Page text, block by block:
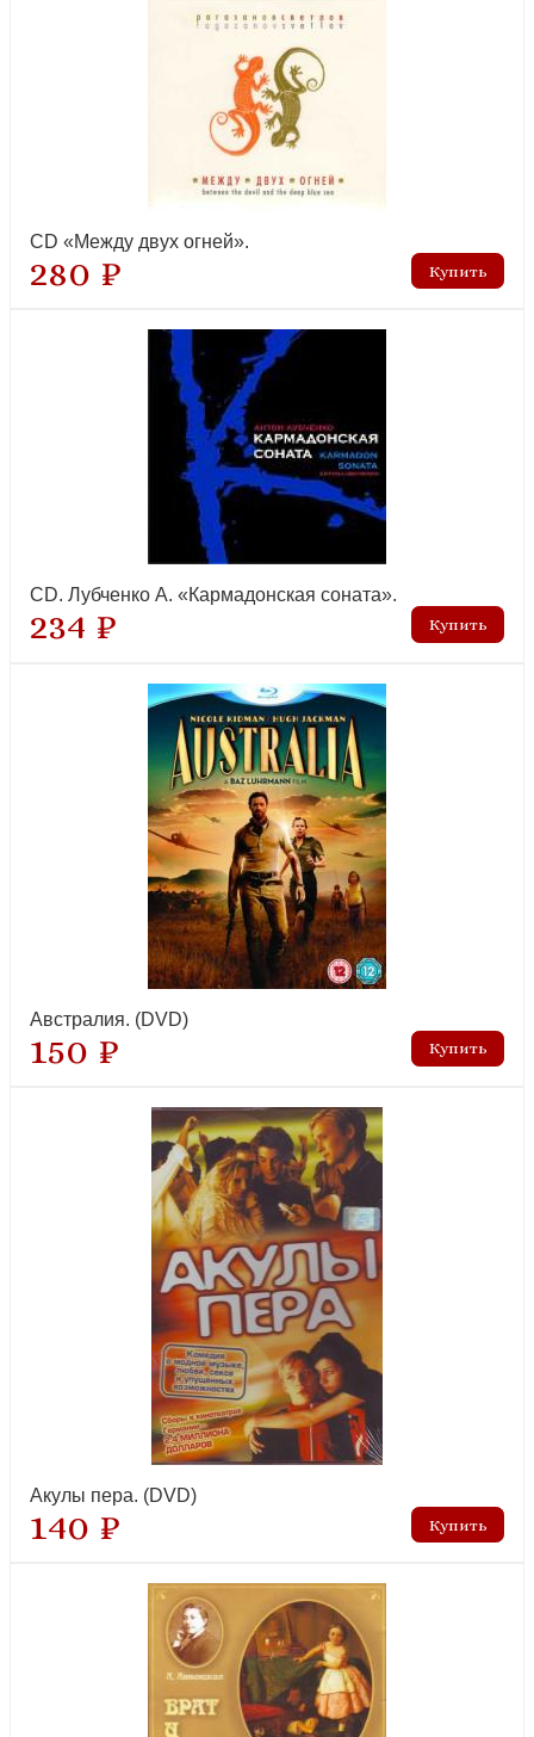
CD «Между двух огней».
280 ₽
CD. Лубченко А. «Кармадонская соната».
234 ₽
Австралия. (DVD)
150 ₽
Акулы пера. (DVD)
140 ₽